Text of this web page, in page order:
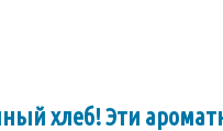
хлеб! Эти